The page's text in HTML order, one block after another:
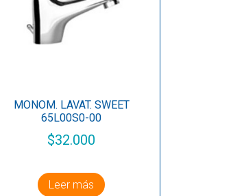
MONOM. LAVAT. SWEET
65L00S0-00
$32.000
Leer más